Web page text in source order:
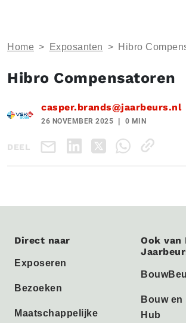
Home > Exposanten > Hibro
Hibro Compensatoren
casper.brands@jaarbeurs.nl
26 NOVEMBER 2025 0 MIN
DEEL
Direct naar
Exposeren
Bezoeken
Maatschappelijke
Ook van
Bouw
Hub